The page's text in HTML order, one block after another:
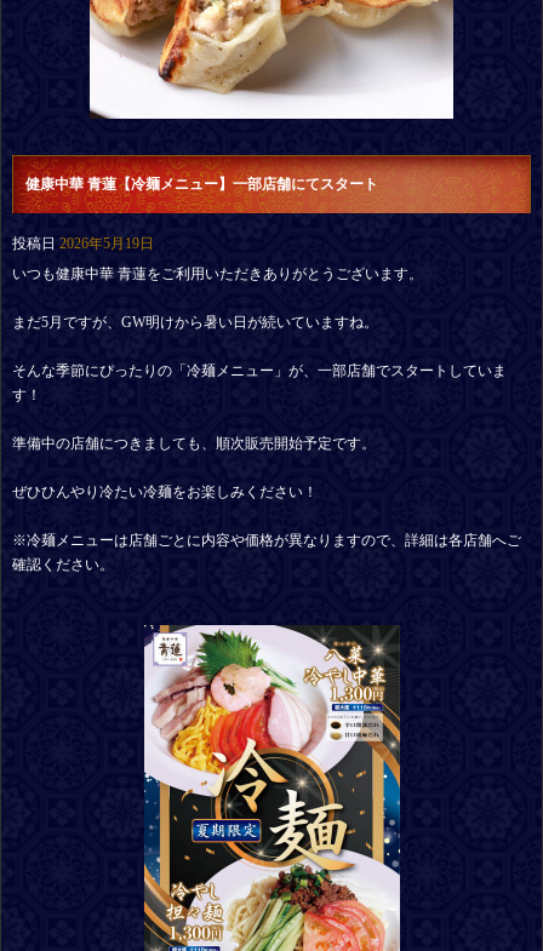
健康中華 青蓮【冷麺メニュー】一部店舗にてスタート
投稿日 2026年5月19日
いつも健康中華 青蓮をご利用いただきありがとうございます。
まだ5月ですが、GW明けから暑い日が続いていますね。
そんな季節にぴったりの「冷麺メニュー」が、一部店舗でスタートしていま
す！
準備中の店舗につきましても、順次販売開始予定です。
ぜひひんやり冷たい冷麺をお楽しみください！
※冷麺メニューは店舗ごとに内容や価格が異なりますので、詳細は各店舗へご
確認ください。